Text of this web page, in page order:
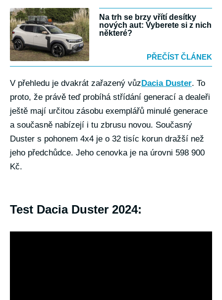
Na trh se brzy vřítí desítky
nových aut: Vyberete si z nich
některé?
PŘEČÍST ČLÁNEK
V přehledu je dvakrát zařazený vůzDacia Duster. To
proto, že právě teď probíhá střídání generací a dealeři
ještě mají určitou zásobu exemplářů minulé generace
a současně nabízejí i tu zbrusu novou. Současný
Duster s pohonem 4x4 je o 32 tisíc korun dražší než
jeho předchůdce. Jeho cenovka je na úrovni 598 900
Kč.
Test Dacia Duster 2024: